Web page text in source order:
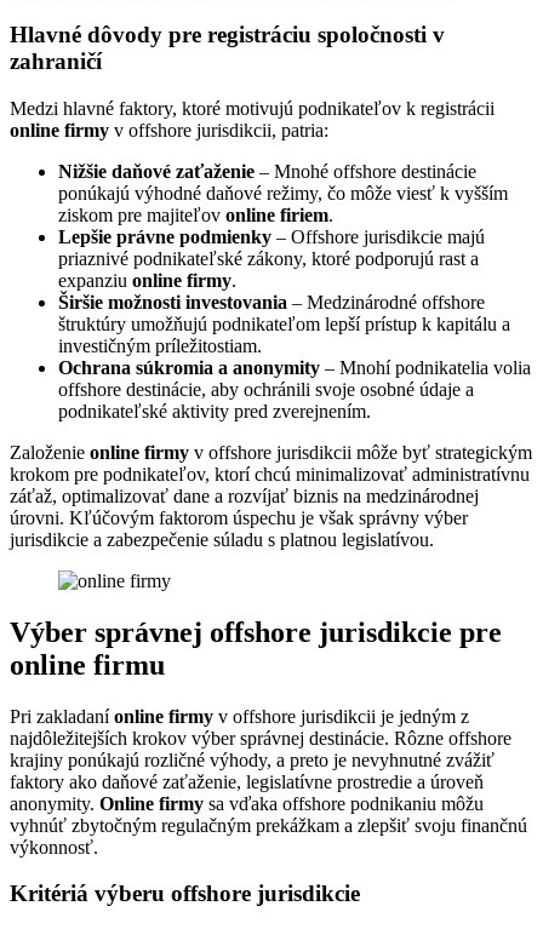
Hlavné dôvody pre registráciu spoločnosti v
zahraničí
Medzi hlavné faktory, ktoré motivujú podnikateľov k registrácii
online firmy v offshore jurisdikcii, patria:
Nižšie daňové zaťaženie – Mnohé offshore destinácie
ponúkajú výhodné daňové režimy, čo môže viesť k vyšším
ziskom pre majiteľov online firiem.
Lepšie právne podmienky – Offshore jurisdikcie majú
priaznivé podnikateľské zákony, ktoré podporujú rast a
expanziu online firmy.
Širšie možnosti investovania – Medzinárodné offshore
štruktúry umožňujú podnikateľom lepší prístup k kapitálu a
investičným príležitostiam.
Ochrana súkromia a anonymity – Mnohí podnikatelia volia
offshore destinácie, aby ochránili svoje osobné údaje a
podnikateľské aktivity pred zverejnením.
Založenie online firmy v offshore jurisdikcii môže byť strategickým
krokom pre podnikateľov, ktorí chcú minimalizovať administratívnu
záťaž, optimalizovať dane a rozvíjať biznis na medzinárodnej
úrovni. Kľúčovým faktorom úspechu je však správny výber
jurisdikcie a zabezpečenie súladu s platnou legislatívou.
Výber správnej offshore jurisdikcie pre
online firmu
Pri zakladaníonline firmy v offshore jurisdikcii je jedným z
najdôležitejších krokov výber správnej destinácie. Rôzne offshore
krajiny ponúkajú rozličné výhody, a preto je nevyhnutné zvážiť
faktory ako daňové zaťaženie, legislatívne prostredie a úroveň
anonymity. Online firmy sa vďaka offshore podnikaniu môžu
vyhnúť zbytočným regulačným prekážkam a zlepšiť svoju finančnú
výkonnosť.
Kritériá výberu offshore jurisdikcie